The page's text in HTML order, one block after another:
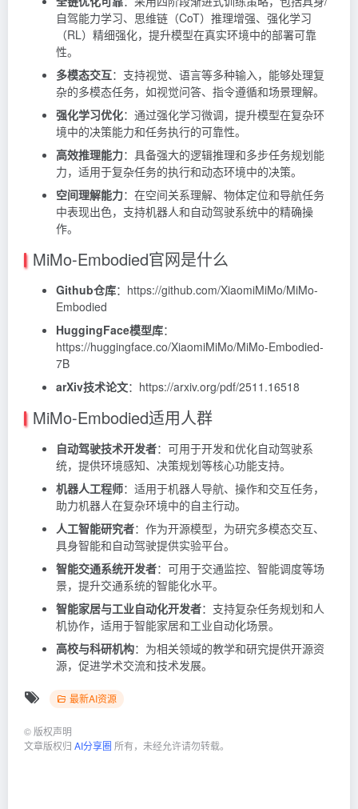
自驾能力学习、思维链（CoT）推理增强、强化学习
（RL）精细强化，提升模型在真实环境中的部署可靠
性。
多模态交互：支持视觉、语言等多种输入，能够处理复
杂的多模态任务，如视觉问答、指令遵循和场景理解。
强化学习优化：通过强化学习微调，提升模型在复杂环
境中的决策能力和任务执行的可靠性。
高效推理能力：具备强大的逻辑推理和多步任务规划能
力，适用于复杂任务的执行和动态环境中的决策。
空间理解能力：在空间关系理解、物体定位和导航任务
中表现出色，支持机器人和自动驾驶系统中的精确操
作。
MiMo-Embodied官网是什么
Github仓库：https://github.com/XiaomiMiMo/MiMo-
Embodied
HuggingFace模型库：
https://huggingface.co/XiaomiMiMo/MiMo-Embodied-
7B
arXiv技术论文：https://arxiv.org/pdf/2511.16518
MiMo-Embodied适用人群
自动驾驶技术开发者：可用于开发和优化自动驾驶系
统，提供环境感知、决策规划等核心功能支持。
机器人工程师：适用于机器人导航、操作和交互任务，
助力机器人在复杂环境中的自主行动。
人工智能研究者：作为开源模型，为研究多模态交互、
具身智能和自动驾驶提供实验平台。
智能交通系统开发者：可用于交通监控、智能调度等场
景，提升交通系统的智能化水平。
智能家居与工业自动化开发者：支持复杂任务规划和人
机协作，适用于智能家居和工业自动化场景。
高校与科研机构：为相关领域的教学和研究提供开源资
源，促进学术交流和技术发展。
最新AI资源
© 版权声明
文章版权归 AI分享圈 所有，未经允许请勿转载。